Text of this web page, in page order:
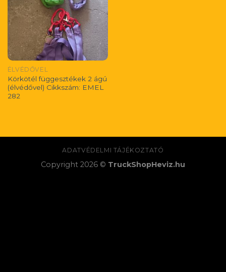
ÉLVÉDŐVEL
Körkötél függesztékek 2 ágú
(élvédővel) Cikkszám: EMEL
282
ADATVÉDELMI TÁJÉKOZTATÓ
Copyright 2026 © TruckShopHeviz.hu